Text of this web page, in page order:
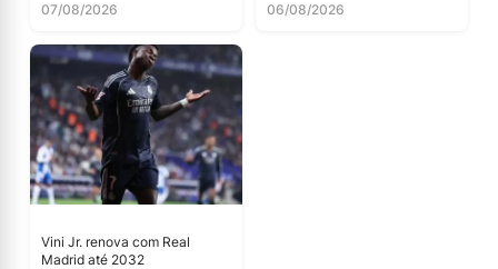
07/08/2026
06/08/2026
Vini Jr. renova com Real
Madrid até 2032